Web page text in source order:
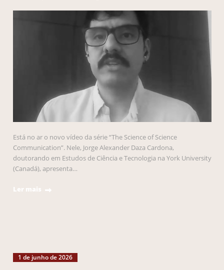
Está no ar o novo vídeo da série “The Science of Science
Communication”. Nele, Jorge Alexander Daza Cardona,
doutorando em Estudos de Ciência e Tecnologia na York University
(Canadá), apresenta…
Ler mais
1 de junho de 2026